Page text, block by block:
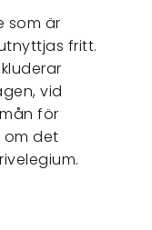
som är
fritt.
vid
för
om det